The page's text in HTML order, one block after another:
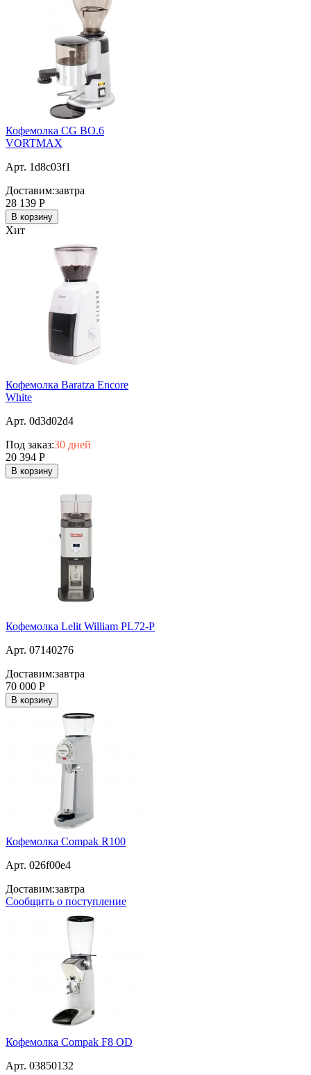
Кофемолка CG BO.6
VORTMAX
Арт. 1d8c03f1
Доставим:завтра
28 139 Р
В корзину
Хит
Кофемолка Baratza Encore
White
Арт. 0d3d02d4
Под заказ:30 дней
20 394 Р
В корзину
Кофемолка Lelit William PL72-P
Арт. 07140276
Доставим:завтра
70 000 Р
В корзину
Кофемолка Compak R100
Арт. 026f00e4
Доставим:завтра
Сообщить о поступление
Кофемолка Compak F8 OD
Арт. 03850132